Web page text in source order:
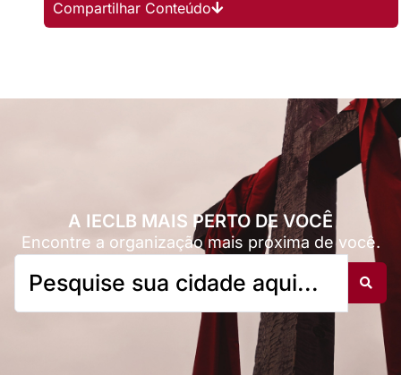
Compartilhar Conteúdo
A IECLB MAIS PERTO DE VOCÊ
Encontre a organização mais próxima de você.